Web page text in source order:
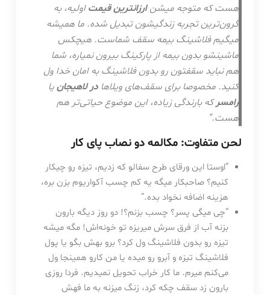
هست که متوجه میشنارزانترین قیمتاولیه، به
گرون‌ترین تجربه زندگیشون تبدیل شده. ما همیشه
میگیم فلاشینگ بیمه سقف شماست. هیچکس
ماشینشو بدون بیمه از پارکینگ بیرون نمیاره، شما
هم نباید سقفتون رو بدون فلاشینگ به امان خدا ول
کنید. مخصوصا برای سقف‌های ویلاها در لاهیجانیا
رامسرکه بارندگی زیاده، این موضوع حیاتی‌تر هم
هست.”
لحن متفاوت: مکالمه دو نصاب پای کار
“اوستا این ورقای طرح سفالو که زدیم، تیزه رو چیکار
کنیم؟ صاحبکار میگه یه کم چسب آکواریوم بزن بره،
هزینه اضافه نخواد بده.”
“چی میگی پسر؟ چسب بزنم؟! دو روز دیگه بارون
بزنه آب از فرق سرش میریزه تو خونه‌اش! مگه میشه
تیزه رو بدون فلاشینگ ول کرد؟ برو بهش بگو یا پول
فلاشینگ تیزه و آبرو رو میده یا من کارو همینجا ول
می‌کنم میرم. ما کار خراب تحویل نمیدیم. فردا روزی
بارون زد سقف چکه کرد، زنگ میزنه به ما فهش